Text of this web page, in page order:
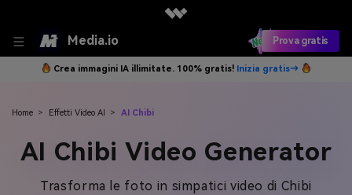
Media.io Prova gratis
Crea immagini IA illimitate. 100% gratis! Inizia gratis→
Home > Effetti Video AI > AI Chibi
AI Chibi Video Generator
Trasforma le foto in simpatici video di Chibi